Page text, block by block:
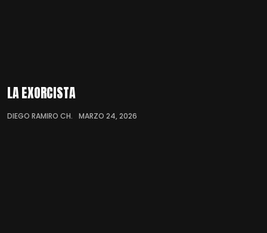
LA EXORCISTA
DIEGO RAMIRO CH. MARZO 24, 2026